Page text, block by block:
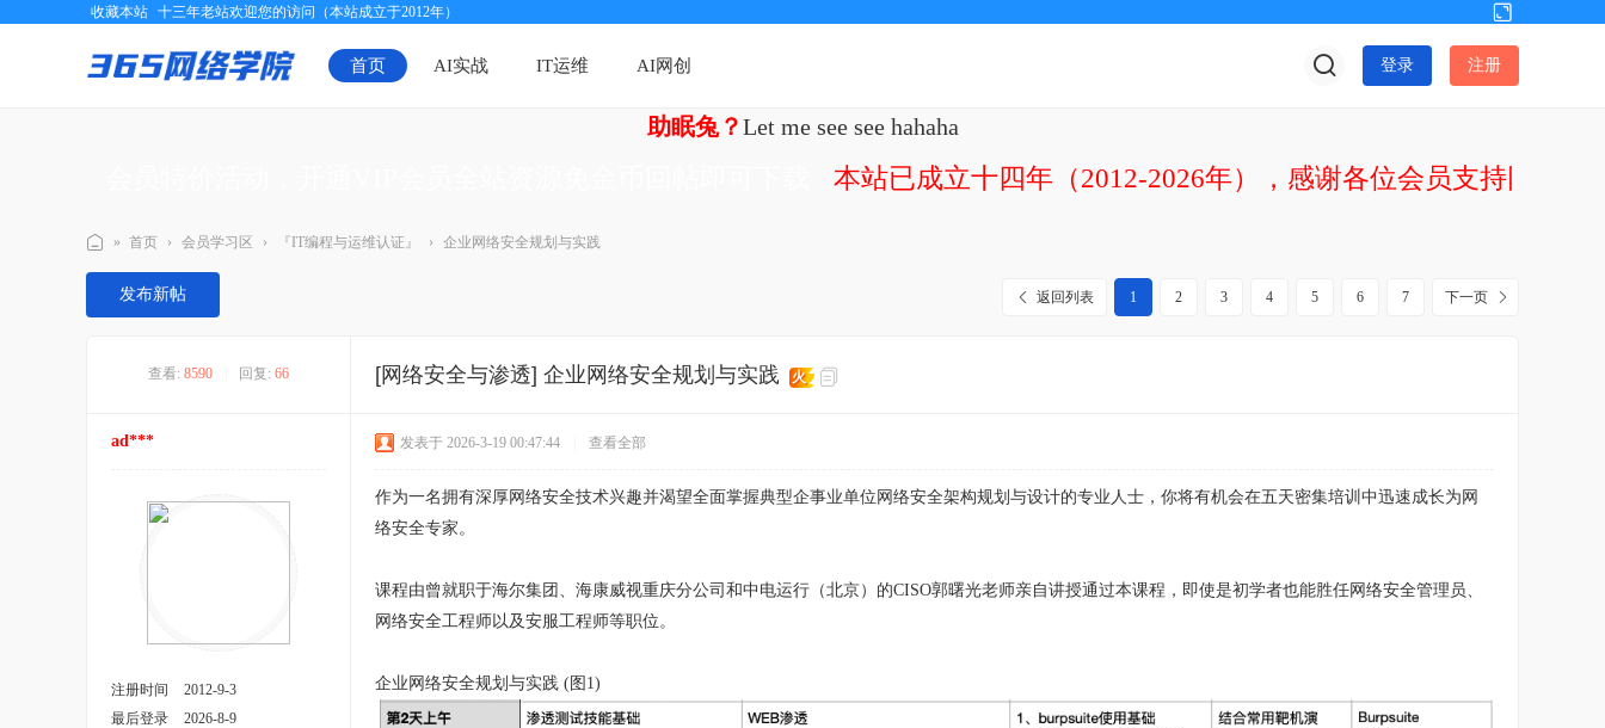
收藏本站 十三年老站欢迎您的访问（本站成立于2012年）
换
到
首页 AI实战 IT运维 AI网创 登录 注册
助眠兔？Let me see see hahaha
本站已成立十四年（2012-2026年），感谢各位会员支持网站发
三
六
» 首页 › 会员学习区 › 『IT编程与运维认证』 › 企业网络安全规划与实践
1 2 3 4 5 6 7 下一页
返回列表
发布新帖
查看: 8590 回复: 66 [网络安全与渗透] 企业网络安全规划与实践 火
ad***
注册时间
2012-9-3
最后登录
2026-8-9
发表于 2026-3-19 00:47:44 查看全部
作为一名拥有深厚网络安全技术兴趣并渴望全面掌握典型企事业单位网络安全架构规划与设计的专业人士，你将有机会在五天密集培训中迅速成长为网
络安全专家。
课程由曾就职于海尔集团、海康威视重庆分公司和中电运行（北京）的CISO郭曙光老师亲自讲授通过本课程，即使是初学者也能胜任网络安全管理员、
网络安全工程师以及安服工程师等职位。
企业网络安全规划与实践 (图1)